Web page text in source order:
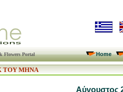
Flowers Portal Home
ΤΟΥ ΜΗΝΑ
Αύγουστος